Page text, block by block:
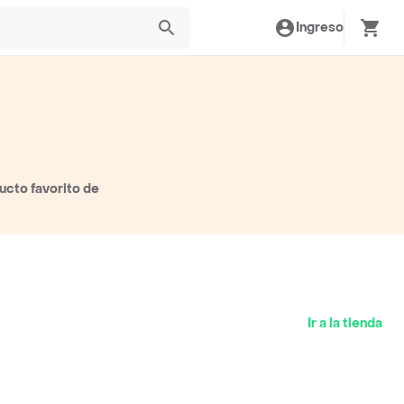
Ingreso
favorito de
Ir a la tienda